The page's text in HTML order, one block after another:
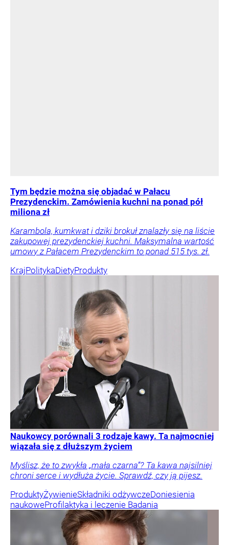
Tym będzie można się objadać w Pałacu
Prezydenckim. Zamówienia kuchni na ponad pół
miliona zł
Karambola, kumkwat i dziki brokuł znalazły się na liście
zakupowej prezydenckiej kuchni. Maksymalna wartość
umowy z Pałacem Prezydenckim to ponad 515 tys. zł.
KrajPolitykaDietyProdukty
Naukowcy porównali 3 rodzaje kawy. Ta najmocniej
wiązała się z dłuższym życiem
Myślisz, że to zwykła „mała czarna”? Ta kawa najsilniej
chroni serce i wydłuża życie. Sprawdź, czy ją pijesz.
ProduktyŻywienieSkładniki odżywczeDoniesienia
naukoweProfilaktyka i leczenie Badania